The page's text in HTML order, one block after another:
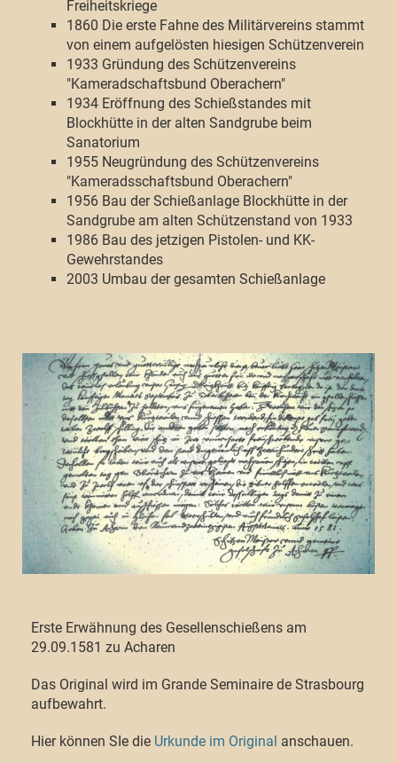
Freiheitskriege
1860 Die erste Fahne des Militärvereins stammt
von einem aufgelösten hiesigen Schützenverein
1933 Gründung des Schützenvereins
"Kameradschaftsbund Oberachern"
1934 Eröffnung des Schießstandes mit
Blockhütte in der alten Sandgrube beim
Sanatorium
1955 Neugründung des Schützenvereins
"Kameradsschaftsbund Oberachern"
1956 Bau der Schießanlage Blockhütte in der
Sandgrube am alten Schützenstand von 1933
1986 Bau des jetzigen Pistolen- und KK-
Gewehrstandes
2003 Umbau der gesamten Schießanlage
Erste Erwähnung des Gesellenschießens am
29.09.1581 zu Acharen
Das Original wird im Grande Seminaire de Strasbourg
aufbewahrt.
Hier können SIe die Urkunde im Original anschauen.